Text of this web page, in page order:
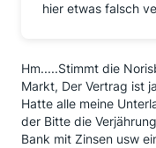
hier etwas falsch
Hm.....Stimmt die
Markt, Der Vertrag ist
Hatte alle meine
der Bitte die
Bank mit Zinsen usw